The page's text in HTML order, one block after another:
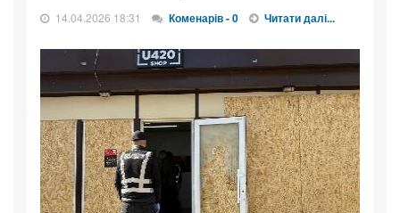
14.04.2026 18:31 Коменарів - 0 Читати далі...